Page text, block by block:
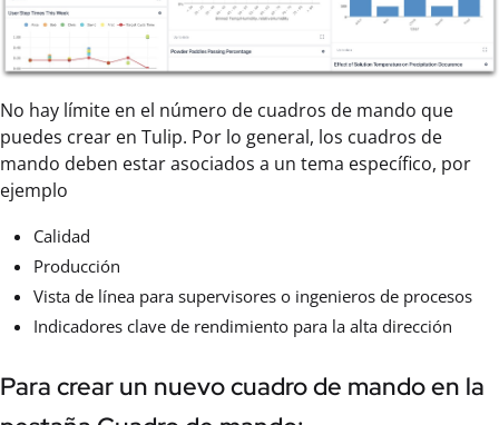
No hay límite en el número de cuadros de mando que
puedes crear en Tulip. Por lo general, los cuadros de
mando deben estar asociados a un tema específico, por
ejemplo
Calidad
Producción
Vista de línea para supervisores o ingenieros de procesos
Indicadores clave de rendimiento para la alta dirección
Para crear un nuevo cuadro de mando en la